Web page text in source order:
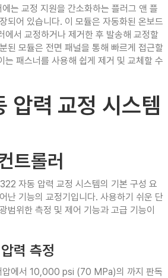
는 교정 지원을 간소화하는 플러그 앤 플
되어 있습니다. 이 모듈은 자동화된 온보드
에서 교정하거나 제거한 후 발송해 교정할
된 모듈은 전면 패널을 통해 빠르게 접근할
는 패스너를 사용해 쉽게 제거 및 교체할 수
력 교정 시스템
트롤러
자동 압력 교정 시스템의 기본 구성 요
난 기능의 교정기입니다. 사용하기 쉬운 단
범위한 측정 및 제어 기능과 고급 기능이
력 측정
압에서 10,000 psi (70 MPa)의 까지 판독